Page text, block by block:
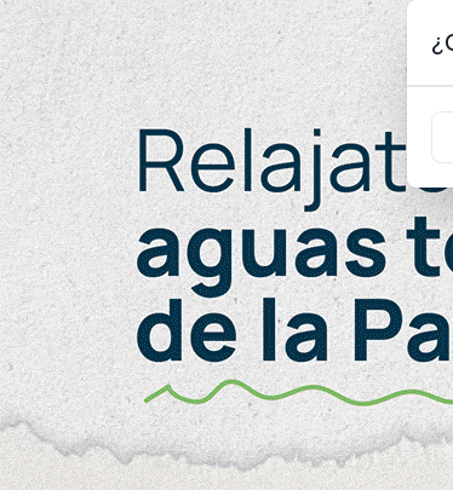
Viernes 7 deAgosto de 2026
Neuquinidad Gabinete
Gobierno
Facilitan trámites
Registro Civil Móvil:
quincena de